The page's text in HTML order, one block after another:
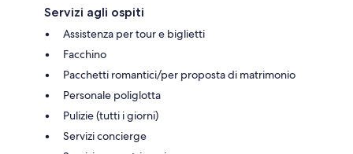
Servizi agli ospiti
Assistenza per tour e biglietti
Facchino
Pacchetti romantici/per proposta di matrimonio
Personale poliglotta
Pulizie (tutti i giorni)
Servizi concierge